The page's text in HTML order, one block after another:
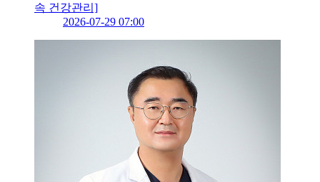
속 건강관리]
2026-07-29 07:00